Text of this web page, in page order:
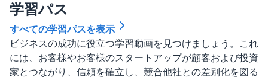
学習パス
すべての学習パスを表示
ビジネスの成功に役立つ学習動画を見つけましょう。これ
には、お客様やお客様のスタートアップが顧客および投資
家とつながり、信頼を確立し、競合他社との差別化を図る